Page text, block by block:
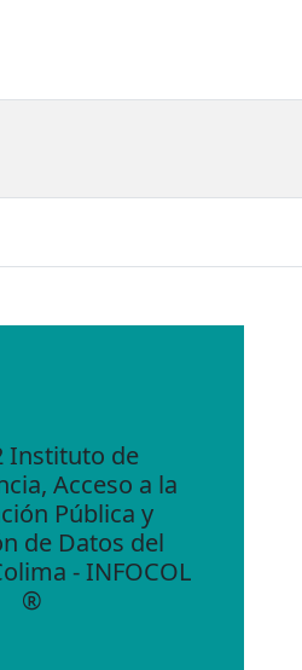
Instituto de
Acceso a la
Pública y
de Datos del
- INFOCOL
®